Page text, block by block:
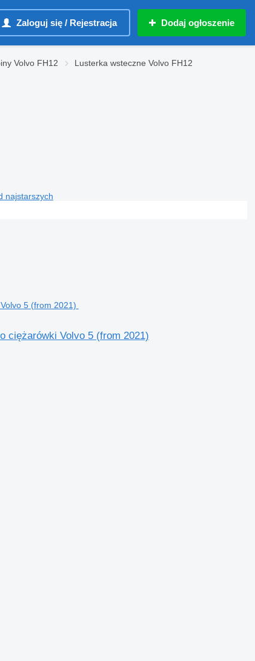
Zaloguj się / Rejestracja Dodaj ogłoszenie
Volvo FH12
Lusterka wsteczne Volvo FH12
najstarszych
ciężarówki Volvo 5 (from 2021)